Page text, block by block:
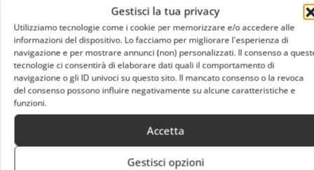
Gestisci la tua privacy
Utilizziamo tecnologie come i cookie per memorizzare e/o accedere alle
informazioni del dispositivo. Lo facciamo per migliorare l'esperienza di
navigazione e per mostrare annunci (non) personalizzati. Il consenso a
tecnologie ci consentirà di elaborare dati quali il comportamento di
navigazione o gli ID univoci su questo sito. Il mancato consenso o la revoca
del consenso possono influire negativamente su alcune caratteristiche e
funzioni.
Accetta
Gestisci opzioni
Serie D 2026/2027, ecco il cammino delle
milanesi: gironi, calendario e sfide di
Coppa Italia
Luca Talotta Ago 6, 2026